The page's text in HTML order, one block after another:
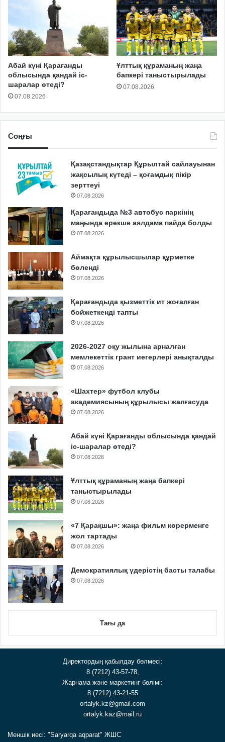
Абай күні Қарағанды
облысында қандай іс-
шаралар өтеді?
07.08.2026
Ұлттық құраманың жаңа
бапкері таныстырылады
07.08.2026
Соңғы
Қазақстандықтар Құрылтай сайлауынан
жақсылық күтеді – қоғамдық пікір
зерттеуі
07.08.2026
Қарағандыда №3 автобус паркінің
маңында ерекше аялдама пайда болды
07.08.2026
Аймақта құрылысшылар құрметке
бөленді
07.08.2026
Қарағандыда қызметтік ит жоғалған
бойжеткенді тапты
07.08.2026
2026-2027 оқу жылына арналған
мемлекеттік грант иегерлері анықталды
07.08.2026
«Шахтер» футбол клубы
академиясының құрылысы жалғасуда
07.08.2026
Абай күні Қарағанды облысында қандай
іс-шаралар өтеді?
07.08.2026
Ұлттық құраманың жаңа бапкері
таныстырылады
07.08.2026
«7 Қарақшы»: жаңа фильм көрерменге
жол тартады
07.08.2026
Демократиялық үдерістің басты талабы
07.08.2026
Тағы да
Директордың қабылдау бөлмесі:
8 (7212) 43-57-78,
Жарнама және маркетинг бөлімі:
8 (7212) 43-21-55
ortalyk.kz@gmail.com
ortalyk.kaz@mail.ru
Меншік иесі: "Saryarqa aqparat" ЖШС